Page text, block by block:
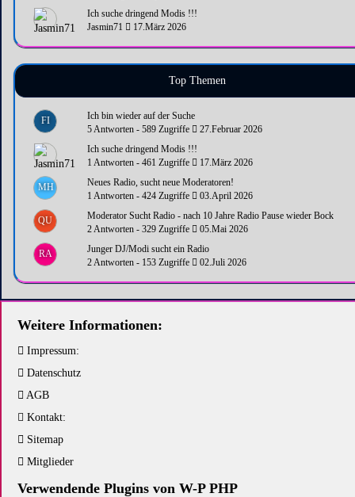
Ich suche dringend Modis !!!
Jasmin71
17.März 2026
Top Themen
FI
Ich bin wieder auf der Suche
5 Antworten - 589 Zugriffe
27.Februar 2026
Ich suche dringend Modis !!!
1 Antworten - 461 Zugriffe
17.März 2026
MH
Neues Radio, sucht neue Moderatoren!
1 Antworten - 424 Zugriffe
03.April 2026
QU
Moderator Sucht Radio - nach 10 Jahre Radio Pause wieder Bock
2 Antworten - 329 Zugriffe
05.Mai 2026
RA
Junger DJ/Modi sucht ein Radio
2 Antworten - 153 Zugriffe
02.Juli 2026
Weitere Informationen:
Impressum:
Datenschutz
AGB
Kontakt:
Sitemap
Mitglieder
Verwendende Plugins von W-P PHP